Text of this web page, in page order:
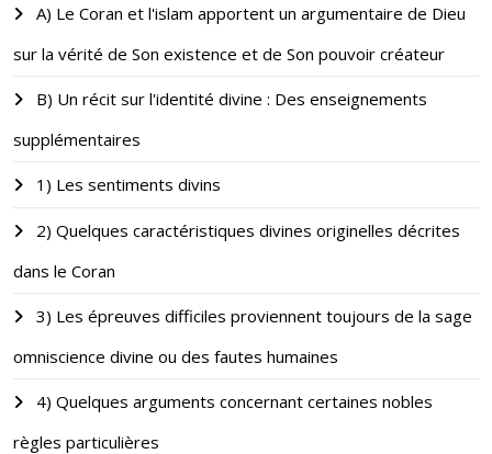
A) Le Coran et l'islam apportent un argumentaire de Dieu
sur la vérité de Son existence et de Son pouvoir créateur
B) Un récit sur l'identité divine : Des enseignements
supplémentaires
1) Les sentiments divins
2) Quelques caractéristiques divines originelles décrites
dans le Coran
3) Les épreuves difficiles proviennent toujours de la sage
omniscience divine ou des fautes humaines
4) Quelques arguments concernant certaines nobles
règles particulières